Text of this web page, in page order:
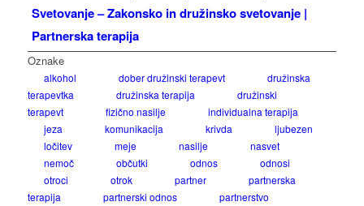
Svetovanje – Zakonsko in družinsko svetovanje |
Partnerska terapija
Oznake
alkohol dober družinski terapevt
družinska
terapevtka
družinska terapija
družinski
terapevt
fizično nasilje
individualna terapija
jeza
komunikacija krivda
ljubezen
ločitev
meje nasilje
nasvet
nemoč
občutki odnos
odnosi
otroci
otrok partner
partnerska
terapija
partnerski odnos
partnerstvo